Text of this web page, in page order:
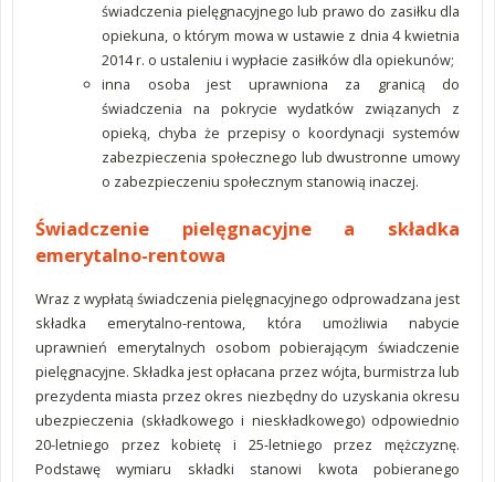
świadczenia pielęgnacyjnego lub prawo do zasiłku dla
opiekuna, o którym mowa w ustawie z dnia 4 kwietnia
2014 r. o ustaleniu i wypłacie zasiłków dla opiekunów;
inna osoba jest uprawniona za granicą do
świadczenia na pokrycie wydatków związanych z
opieką, chyba że przepisy o koordynacji systemów
zabezpieczenia społecznego lub dwustronne umowy
o zabezpieczeniu społecznym stanowią inaczej.
Świadczenie pielęgnacyjne a składka
emerytalno-rentowa
Wraz z wypłatą świadczenia pielęgnacyjnego odprowadzana jest
składka emerytalno-rentowa, która umożliwia nabycie
uprawnień emerytalnych osobom pobierającym świadczenie
pielęgnacyjne. Składka jest opłacana przez wójta, burmistrza lub
prezydenta miasta przez okres niezbędny do uzyskania okresu
ubezpieczenia (składkowego i nieskładkowego) odpowiednio
20-letniego przez kobietę i 25-letniego przez mężczyznę.
Podstawę wymiaru składki stanowi kwota pobieranego